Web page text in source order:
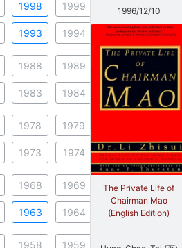
1998 1999
1993 1994
1988 1989
1983 1984
1978 1979
1973 1974
1968 1969
1963 1964
1958 1959
1996/12/10
The Private Life of
Chairman Mao
(English Edition)